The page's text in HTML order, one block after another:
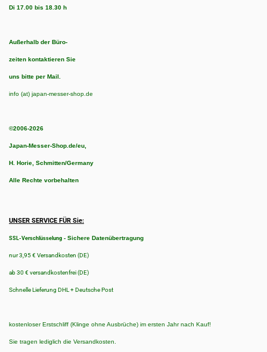
Di 17.00 bis 18.30 h
Außerhalb der Büro-
zeiten kontaktieren Sie
uns bitte per Mail.
info (at) japan-messer-shop.de
©2006-2026
Japan-Messer-Shop.de/eu,
H. Horie, Schmitten/Germany
Alle Rechte vorbehalten
UNSER SERVICE FÜR Sie:
SSL-Verschlüsselung - Sichere Datenübertragung
nur 3,95 € Versandkosten (DE)
ab 30 € versandkostenfrei (DE)
Schnelle Lieferung DHL + Deutsche Post
kostenloser Erstschliff (Klinge ohne Ausbrüche) im ersten Jahr nach Kauf!
Sie tragen lediglich die Versandkosten.